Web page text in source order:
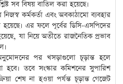
সব বিষয় বাতিল করা হয়েছে।
নিজস্ব কর্মকর্তা এবং অবকাঠামো ব্যবহার
হয়েছে। এর ফলে পূর্বের ডিসি-এসপিদের
যা নিয়ে অতীতে রাজনৈতিক প্রভাব
পর খসড়াগুলো চূড়ান্ত হলে
হবে। তবে সংস্কার কমিশনের সুপারিশ
শেষ না হওয়া পর্যন্ত চূড়ান্ত গেজেট